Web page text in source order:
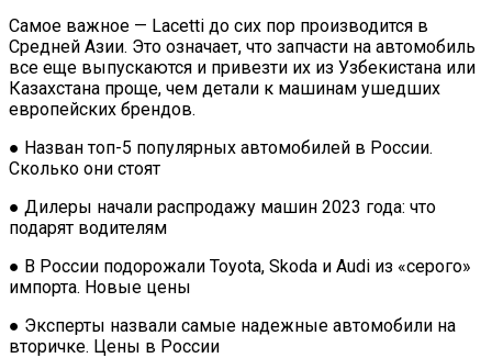
Самое важное — Lacetti до сих пор производится в
Средней Азии. Это означает, что запчасти на автомобиль
все еще выпускаются и привезти их из Узбекистана или
Казахстана проще, чем детали к машинам ушедших
европейских брендов.
● Назван топ-5 популярных автомобилей в России.
Сколько они стоят
● Дилеры начали распродажу машин 2023 года: что
подарят водителям
● В России подорожали Toyota, Skoda и Audi из «серого»
импорта. Новые цены
● Эксперты назвали самые надежные автомобили на
вторичке. Цены в России